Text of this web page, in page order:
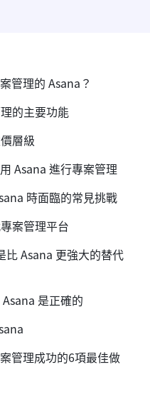
管理的 Asana？
的主要功能
層級
Asana 進行專案管理
時面臨的常見挑戰
案管理平台
比 Asana 更強大的替代
是正確的
管理成功的6項最佳做